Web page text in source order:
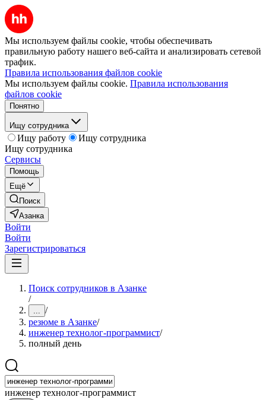
Мы используем файлы cookie, чтобы обеспечивать
правильную работу нашего веб-сайта и анализировать сетевой
трафик.
Правила использования файлов cookie
Мы используем файлы cookie. Правила использования
файлов cookie
Понятно
Ищу сотрудника
Ищу работу
Ищу сотрудника
Ищу сотрудника
Сервисы
Помощь
Ещё
Поиск
Азанка
Войти
Войти
Зарегистрироваться
Поиск сотрудников в Азанке
/
... /
резюме в Азанке/
инженер технолог-программист/
полный день
инженер технолог-программист